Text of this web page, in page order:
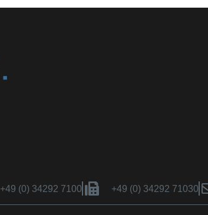
+49 (0) 34292 7100 +49 (0) 34292 71030